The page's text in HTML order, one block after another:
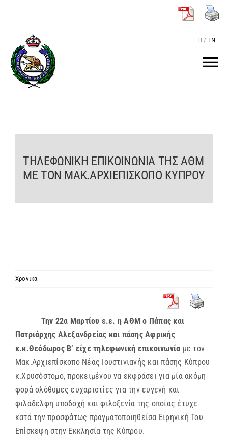
περιεχόμενο
EL/ EN
O ΠΑΤΡΙΑΡΧΗΣ
ΤΟ ΠΑΤΡΙΑΡΧΕΙΟ
KEIMENA
ΕΝΗΜΕΡΩΣΗ
ΣΥΝΔΕΣΕΙΣ
ΤΗΛΕΦΩΝΙΚΗ ΕΠΙΚΟΙΝΩΝΙΑ ΤΗΣ ΑΘΜ
ΜΕ ΤΟΝ ΜΑΚ.ΑΡΧΙΕΠΙΣΚΟΠΟ ΚΥΠΡΟΥ
Χρονικά
Την 22α Μαρτίου ε.ε. η ΑΘΜ ο Πάπας και
Πατριάρχης Αλεξανδρείας και πάσης Αφρικής
κ.κ.Θεόδωρος Β’ είχε τηλεφωνική επικοινωνία με τον
Μακ.Αρχιεπίσκοπο Νέας Ιουστινιανής και πάσης Κύπρου
κ.Χρυσόστομο, προκειμένου να εκφράσει για μία ακόμη
φορά ολόθυμες ευχαριστίες για την ευγενή και
φιλάδελφη υποδοχή και φιλοξενία της οποίας έτυχε
κατά την προσφάτως πραγματοποιηθείσα Ειρηνική Του
Επίσκεψη στην Εκκλησία της Κύπρου.